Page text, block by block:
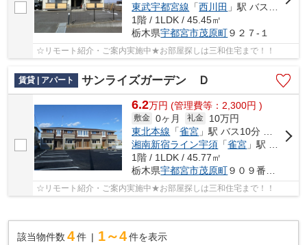
東武宇都宮線 「西川田 」駅 バス24分 「ＪＣＨＯうつのみや病院」 停歩11分
1階 / 1LDK / 45.45㎡
栃木県宇都宮市茂原町９２７-１
☆リモート紹介・ご案内実施中★お部屋探しは三和住宅まで！！
賃貸 | アパート サンライズガーデン Ｄ
6.2万円 (管理費等：2,300円 )
敷金 0ヶ月 礼金
10万円
東北本線 「雀宮 」駅 バス10分 「雀宮陸上自衛隊前」 停歩7分
湘南新宿ライン宇須 「雀宮 」駅 バス6分 「雀宮陸上自衛隊前」 停歩6分
1階 / 1LDK / 45.77㎡
栃木県宇都宮市茂原町９０９番地６
☆リモート紹介・ご案内実施中★お部屋探しは三和住宅まで！！
該当物件数 4件 1～4 件を表示